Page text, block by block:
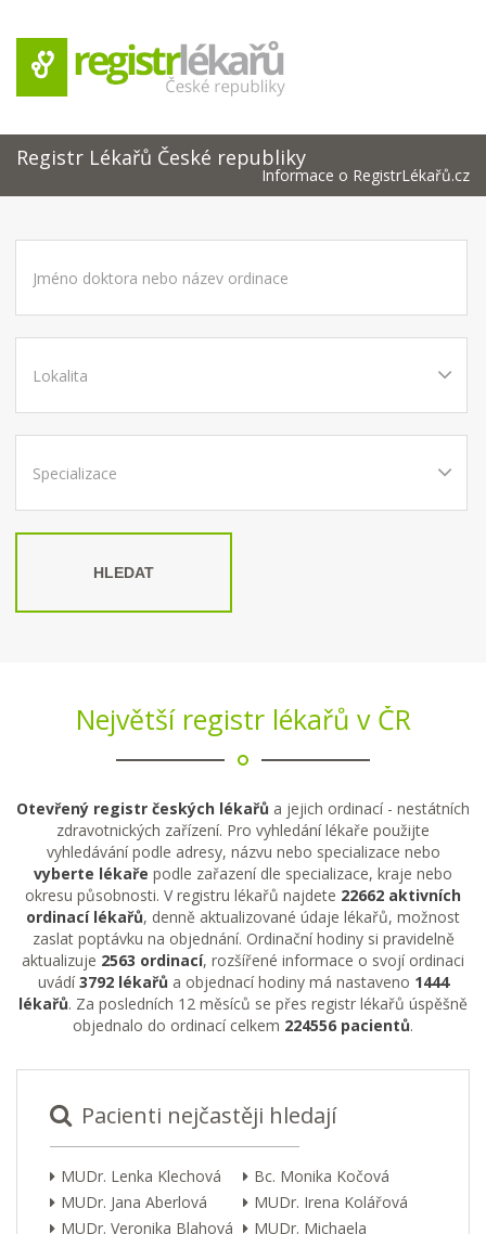
Registr Lékařů České republiky
Informace o RegistrLékařů.cz
HLEDAT
Největší registr lékařů v ČR
Otevřený registr českých lékařů a jejich ordinací - nestátních
zdravotnických zařízení. Pro vyhledání lékaře použijte
vyhledávání podle adresy, názvu nebo specializace nebo
vyberte lékaře podle zařazení dle specializace, kraje nebo
okresu působnosti. V registru lékařů najdete 22662 aktivních
ordinací lékařů, denně aktualizované údaje lékařů, možnost
zaslat poptávku na objednání. Ordinační hodiny si pravidelně
aktualizuje 2563 ordinací, rozšířené informace o svojí ordinaci
uvádí3792 lékařů a objednací hodiny má nastaveno 1444
lékařů. Za posledních 12 měsíců se přes registr lékařů úspěšně
objednalo do ordinací celkem 224556 pacientů.
Pacienti nejčastěji hledají
MUDr. Lenka Klechová
Bc. Monika Kočová
MUDr. Jana Aberlová
MUDr. Irena Kolářová
MUDr. Veronika Blahová
MUDr. Michaela